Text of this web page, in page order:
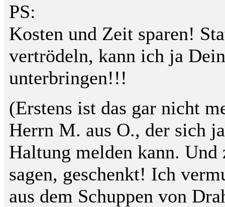
PS:
Kosten und Zeit sparen!
vertrödeln, kann ich ja
unterbringen!!!
(Erstens ist das gar nicht
Herrn M. aus O., der sich
Haltung melden kann.
sagen, geschenkt! Ich
aus dem Schuppen von